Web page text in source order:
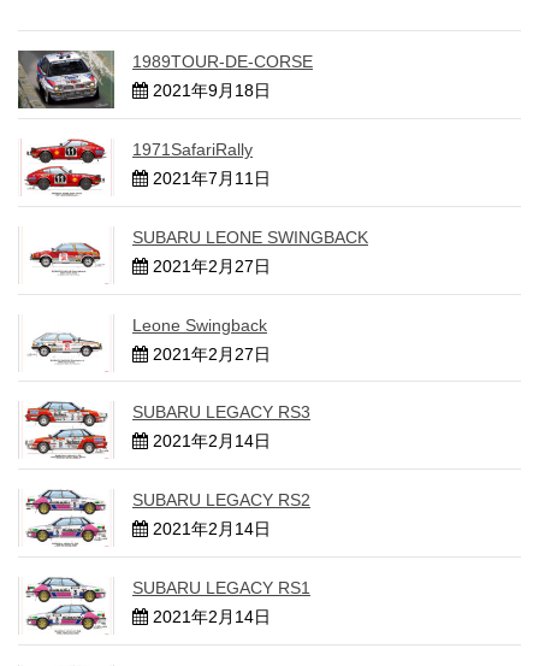
1989TOUR-DE-CORSE
2021年9月18日
1971SafariRally
2021年7月11日
SUBARU LEONE SWINGBACK
2021年2月27日
Leone Swingback
2021年2月27日
SUBARU LEGACY RS3
2021年2月14日
SUBARU LEGACY RS2
2021年2月14日
SUBARU LEGACY RS1
2021年2月14日